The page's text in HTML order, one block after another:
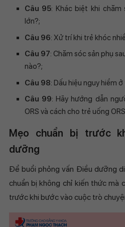
Câu 95: Khác biệt khi
lớn?;
Câu 96: Xử trí khi trẻ khóc
Câu 97: Chăm sóc sản phụ
nào?;
Câu 98: Dấu hiệu nguy hiểm
Câu 99: Hãy hướng dẫn
ORS và cách cho trẻ uống
Mẹo chuẩn bị trước
dưỡng
Để buổi phỏng vấn Điều dưỡng
chuẩn bị không chỉ kiến thức mà
trước khi bước vào cuộc trò